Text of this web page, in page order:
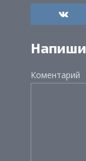
Коментарий